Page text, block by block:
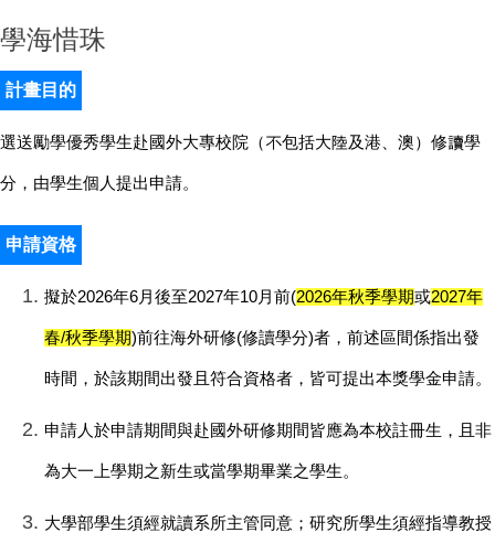
學海惜珠
計畫目的
選送勵學優秀學生赴國外大專校院（不包括大陸及港、澳）修讀學
分，由學生個人提出申請。
申請資格
擬於2026年6月後至2027年10月前(2026年秋季學期或2027年
春/秋季學期)前往海外研修(修讀學分)者，前述區間係指出發
時間，於該期間出發且符合資格者，皆可提出本獎學金申請。
申請人於申請期間與赴國外研修期間皆應為本校註冊生，且非
為大一上學期之新生或當學期畢業之學生。
大學部學生須經就讀系所主管同意；研究所學生須經指導教授